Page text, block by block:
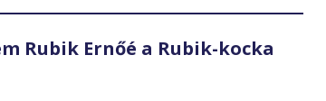
Rubik Ernőé a Rubik-kocka